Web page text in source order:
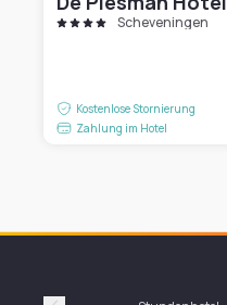
Scheveningen
Kostenlose Stornierung
Zahlung im Hotel